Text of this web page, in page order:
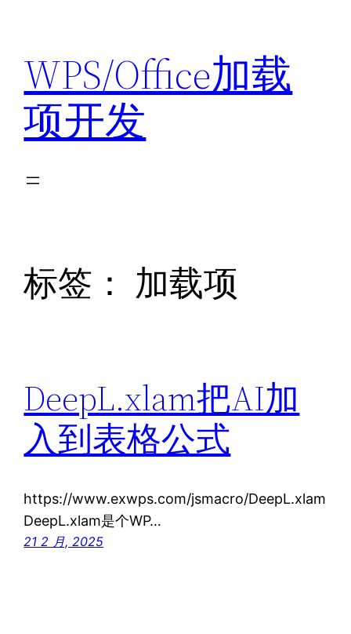
WPS/Office加载
项开发
标签： 加载项
DeepL.xlam把AI加
入到表格公式
https://www.exwps.com/jsmacro/DeepL.xlam
DeepL.xlam是个WP…
21 2 月, 2025